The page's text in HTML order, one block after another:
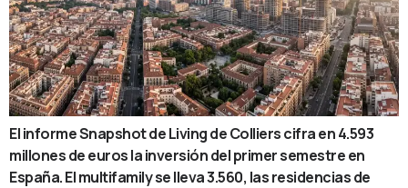
El informe Snapshot de Living de Colliers cifra en 4.593
millones de euros la inversión del primer semestre en
España. El multifamily se lleva 3.560, las residencias de